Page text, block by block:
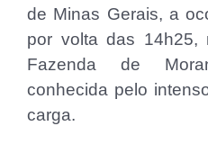
de Minas Gerais, a
por volta das 14h25,
Fazenda de
conhecida pelo
carga.